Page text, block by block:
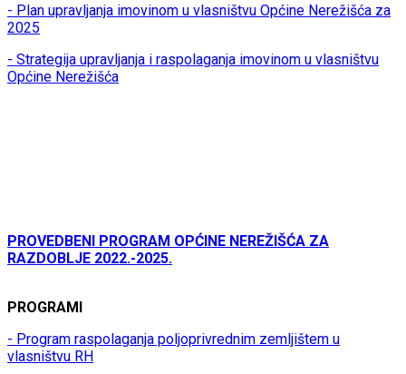
- Plan upravljanja imovinom u vlasništvu Općine Nerežišća za
2025
- Strategija upravljanja i raspolaganja imovinom u vlasništvu
Općine Nerežišća
PROVEDBENI PROGRAM OPĆINE NEREŽIŠĆA ZA
RAZDOBLJE 2022.-2025.
PROGRAMI
- Program raspolaganja poljoprivrednim zemljištem u
vlasništvu RH